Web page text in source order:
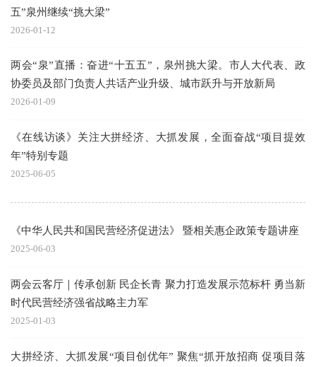
五”泉州继续“挑大梁”
2026-01-12
两会“泉”直播：奋进“十五五”，泉州挑大梁。市人大代表、政
协委员及部门负责人共话产业升级、城市跃升与开放新局
2026-01-09
《在线访谈》关注大拼经济、大抓发展，全面奋战“项目提效
年”特别专题
2025-06-05
《中华人民共和国民营经济促进法》 暨相关惠企政策专题讲座
2025-06-03
两会云客厅｜传承创新 民企长青 聚力打造发展示范标杆 勇当新
时代民营经济强省战略主力军
2025-01-03
大拼经济、大抓发展“项目创优年” 聚焦“抓开放招商 促项目落